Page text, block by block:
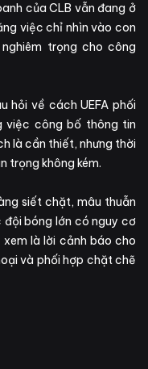
của CLB vẫn đang ở
việc chỉ nhìn vào con
trọng cho công
hỏi về cách UEFA phối
việc công bố thông tin
là cần thiết, nhưng thời
trọng không kém.
siết chặt, mâu thuẫn
bóng lớn có nguy cơ
là lời cảnh báo cho
và phối hợp chặt chẽ